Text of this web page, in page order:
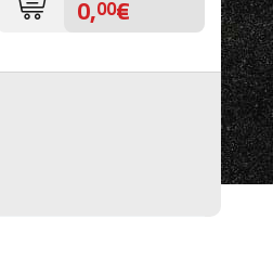
0,00€